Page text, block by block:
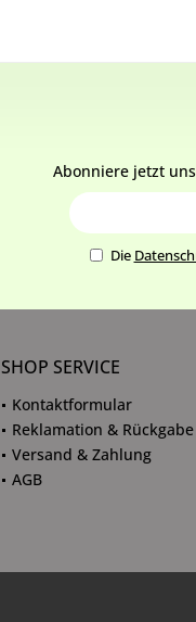
Abonniere jetzt
Die
SHOP SERVICE
Kontaktformular
Reklamation & Rückgabe
Versand & Zahlung
AGB